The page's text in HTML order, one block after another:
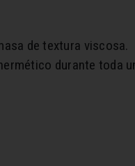
de textura viscosa.
durante toda